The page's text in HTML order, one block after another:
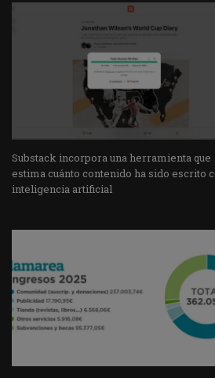
Substack incorpora una herramienta que
estima cuánto contenido ha sido escrito
inteligencia artificial